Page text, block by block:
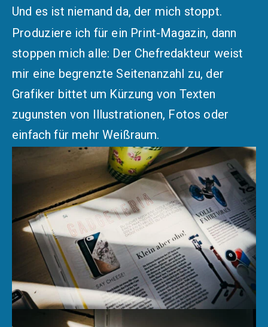
Und es ist niemand da, der mich stoppt.
Produziere ich für ein Print-Magazin, dann
stoppen mich alle: Der Chefredakteur weist
mir eine begrenzte Seitenanzahl zu, der
Grafiker bittet um Kürzung von Texten
zugunsten von Illustrationen, Fotos oder
einfach für mehr Weißraum.